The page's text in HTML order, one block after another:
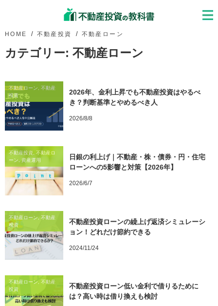
HOME 不動産投資 不動産ローン
カテゴリー: 不動産ローン
不動産ローン, 不動産
投資
2026年、金利上昇でも不動産投資はやるべ
き？判断基準とやめるべき人
2026/8/8
不動産投資, 不動産ロ
ーン, 資産運用
日銀の利上げ｜不動産・株・債券・円・住宅
ローンへの5影響と対策【2026年】
2026/6/7
不動産ローン, 不動産
投資
不動産投資ローンの繰上げ返済シミュレーシ
ョン！どれだけ節約できる
2024/11/24
不動産ローン, 不動産
投資
不動産投資ローン低い金利で借りるために
は？高い時は借り換えも検討